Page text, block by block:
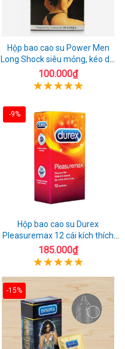
Hộp bao cao su Power Men
Long Shock siêu mỏng, kéo dài
quan hệ thoải mái
100.000₫
-9%
Hộp bao cao su Durex
Pleasuremax 12 cái kích thích
tăng khoái cảm
185.000₫
-15%